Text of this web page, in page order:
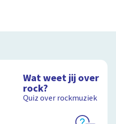
Wat weet jij over
rock?
Quiz over rockmuziek